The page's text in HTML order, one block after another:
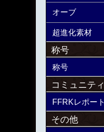
オーブ
超進化素材
称号
称号
コミュニティ
FFRKレポート
その他